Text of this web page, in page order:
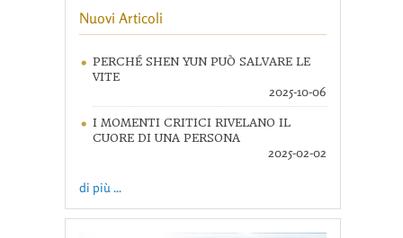
Nuovi Articoli
PERCHÉ SHEN YUN PUÒ SALVARE LE
VITE
2025-10-06
I MOMENTI CRITICI RIVELANO IL
CUORE DI UNA PERSONA
2025-02-02
di più ...